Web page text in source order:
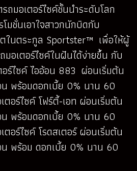
ถมอเตอร์ไซค์ชั้นนำระดับโลก
มชั่นเอาใจสาวกนักบิดกับ
ในตระกูล Sportster™ เพื่อให้ผู้
มอเตอร์ไซค์ในฝันได้ง่ายขึ้น กับ
ร์ไซค์ ไออ้อน 883 ผ่อนเริ่มต้น
พร้อมดอกเบี้ย 0% นาน 60
ตอร์ไซค์ โฟร์ตี้-เอท ผ่อนเริ่มต้น
พร้อมดอกเบี้ย 0% นาน 60
อร์ไซค์ โรดสเตอร์ ผ่อนเริ่มต้น
พร้อม ดอกเบี้ย 0% นาน 60